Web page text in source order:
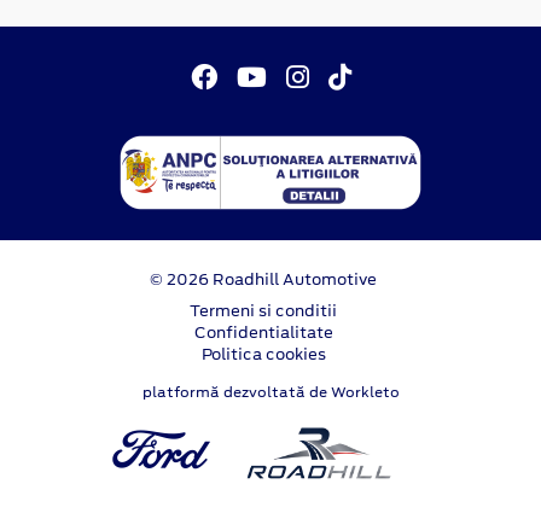
© 2026 Roadhill Automotive
Termeni si conditii
Confidentialitate
Politica cookies
platformă dezvoltată de Workleto